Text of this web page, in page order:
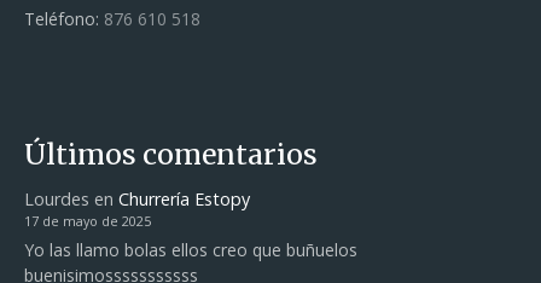
Teléfono: 876 610 518
Últimos comentarios
Lourdes en Churrería Estopy
17 de mayo de 2025
Yo las llamo bolas ellos creo que buñuelos
buenisimosssssssssss